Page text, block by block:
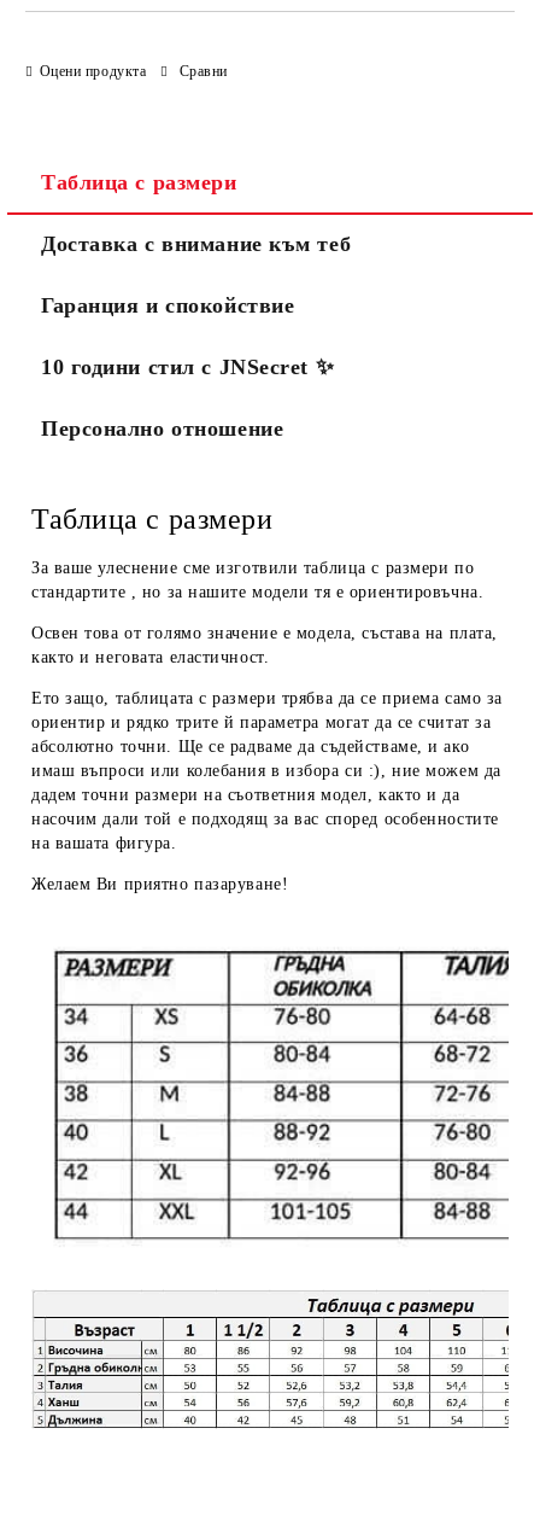
Оцени продукта Сравни
Таблица с размери
Доставка с внимание към теб
Гаранция и спокойствие
10 години стил с JNSecret ✨️
Персонално отношение
Таблица с размери
За ваше улеснение сме изготвили таблица с размери по
стандартите , но за нашите модели тя е ориентировъчна.
Освен това от голямо значение е модела, състава на плата,
както и неговата еластичност.
Ето защо, таблицата с размери трябва да се приема само за
ориентир и рядко трите й параметра могат да се считат за
абсолютно точни. Ще се радваме да съдействаме, и ако
имаш въпроси или колебания в избора си :), ние можем да
дадемточни размери на съответния модел, както и да
насочим дали той е подходящ за вас според особенностите
на вашата фигура.
Желаем Ви приятно пазаруване!